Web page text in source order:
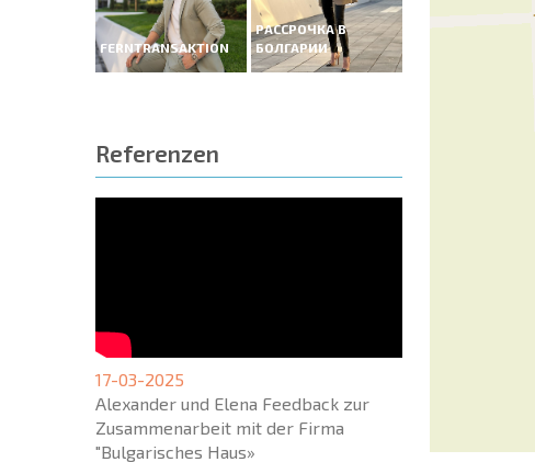
FERNTRANSAKTION
РАССРОЧКА В
БОЛГАРИИ
Referenzen
17-03-2025
Alexander und Elena Feedback zur
Zusammenarbeit mit der Firma
"Bulgarisches Haus»